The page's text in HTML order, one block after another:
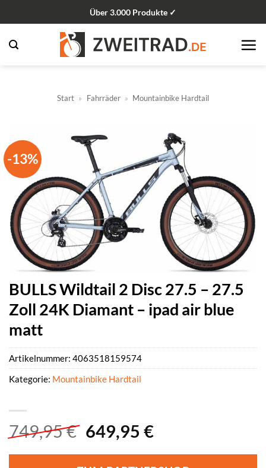
Inhalt
springen
Über 3.000 Produkte ✓
Start » Fahrräder » Mountainbike Hardtail
-13%
BULLS Wildtail 2 Disc 27.5 – 27.5
Zoll 24K Diamant – ipad air blue
matt
749,95€ Ursprünglicher
Preis
war:
649,95 €Aktueller
ist:
Artikelnummer: 4063518159574
Kategorie: Mountainbike Hardtail